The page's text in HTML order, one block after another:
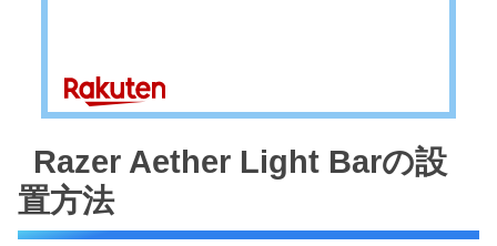
Razer Aether Light Barの設
置方法